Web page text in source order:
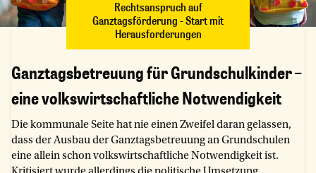
Rechtsanspruch auf
Ganztagsförderung - Start mit
Herausforderungen
Ganztagsbetreuung für Grundschulkinder –
eine volkswirtschaftliche Notwendigkeit
Die kommunale Seite hat nie einen Zweifel daran gelassen,
dass der Ausbau der Ganztagsbetreuung an Grundschulen
eine allein schon volkswirtschaftliche Notwendigkeit ist.